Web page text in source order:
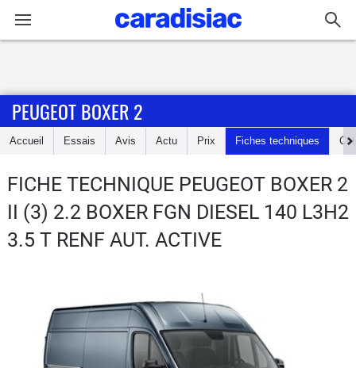
Accueil
Essais
Guide
d'achat
Utilitaires
PEUGEOT BOXER 2
Accueil Essais Avis Actu Prix Fiches techniques
FICHE TECHNIQUE PEUGEOT BOXER 2
II (3) 2.2 BOXER FGN DIESEL 140 L3H2
3.5 T RENF AUT. ACTIVE